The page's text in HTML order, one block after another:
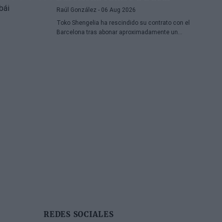
Raúl González - 06 Aug 2026
Toko Shengelia ha rescindido su contrato con el
Barcelona tras abonar aproximadamente un
REDES SOCIALES